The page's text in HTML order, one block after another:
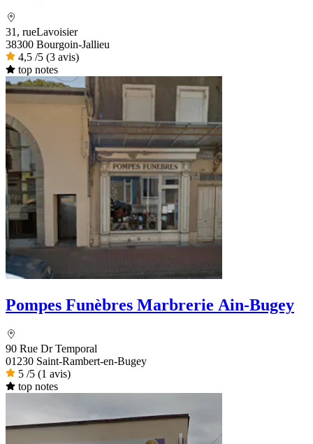
31, rueLavoisier
38300 Bourgoin-Jallieu
4,5 /5 (3 avis)
top notes
Pompes Funèbres Marbrerie Ain-Bugey
90 Rue Dr Temporal
01230 Saint-Rambert-en-Bugey
5 /5 (1 avis)
top notes